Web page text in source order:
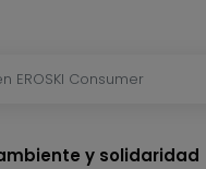
y solidaridad